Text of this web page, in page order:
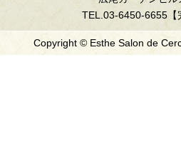
TEL.03-6450-6655【
Copyright © Esthe Salon de